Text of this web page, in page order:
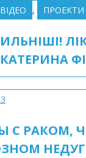
ВІДЕО , ПРОЕКТИ
С РАКОМ,